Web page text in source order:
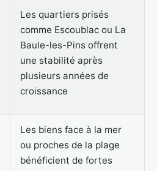
Les quartiers prisés
comme Escoublac ou La
Baule-les-Pins offrent
une stabilité après
plusieurs années de
croissance
Les biens face à la mer
ou proches de la plage
bénéficient de fortes